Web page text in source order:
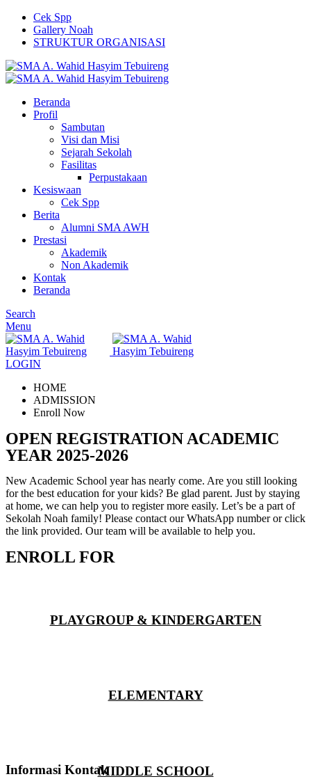
Cek Spp
Gallery Noah
STRUKTUR ORGANISASI
Beranda
Profil
Sambutan
Visi dan Misi
Sejarah Sekolah
Fasilitas
Perpustakaan
Kesiswaan
Cek Spp
Berita
Alumni SMA AWH
Prestasi
Akademik
Non Akademik
Kontak
Beranda
Search
Menu
LOGIN
HOME
ADMISSION
Enroll Now
OPEN REGISTRATION ACADEMIC
YEAR 2025-2026
New Academic School year has nearly come. Are you still looking
for the best education for your kids? Be glad parent. Just by staying
at home, we can help you to register more easily. Let’s be a part of
Sekolah Noah family! Please contact our WhatsApp number or click
the link provided. Our team will be available to help you.
ENROLL FOR
PLAYGROUP & KINDERGARTEN
ELEMENTARY
MIDDLE SCHOOL
Informasi Kontak